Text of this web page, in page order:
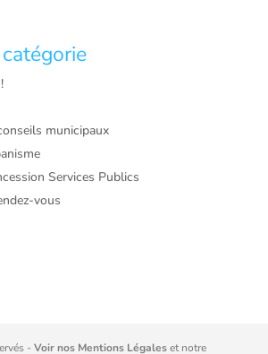
municipaux
Services Publics
vous
-Voir nos Mentions Légaleset notre